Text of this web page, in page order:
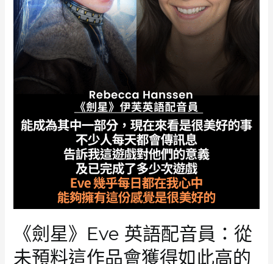
新
PlayStation
獨
佔
單
人
高
數
《對
《劍星》Eve 英語配音員：從
未預料這作品會獲得如此高的